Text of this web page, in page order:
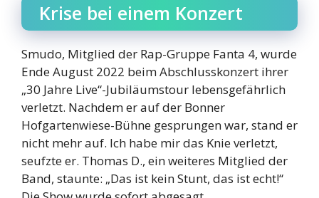
Krise bei einem Konzert
Smudo, Mitglied der Rap-Gruppe Fanta 4, wurde
Ende August 2022 beim Abschlusskonzert ihrer
„30 Jahre Live“-Jubiläumstour lebensgefährlich
verletzt. Nachdem er auf der Bonner
Hofgartenwiese-Bühne gesprungen war, stand er
nicht mehr auf. Ich habe mir das Knie verletzt,
seufzte er. Thomas D., ein weiteres Mitglied der
Band, staunte: „Das ist kein Stunt, das ist echt!“